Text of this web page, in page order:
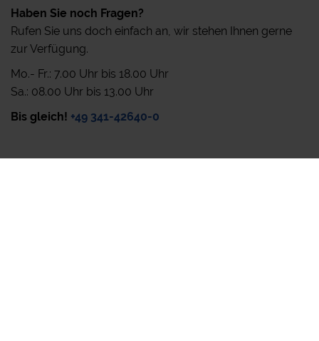
Haben Sie noch Fragen?
Rufen Sie uns doch einfach an, wir stehen Ihnen gerne
zur Verfügung.
Mo.- Fr.: 7.00 Uhr bis 18.00 Uhr
Sa.: 08.00 Uhr bis 13.00 Uhr
Bis gleich! +49 341-42640-0